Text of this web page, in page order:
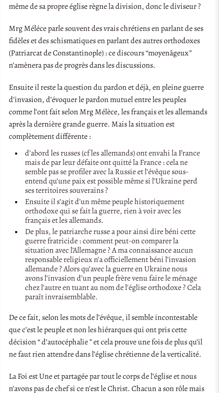
même de sa propre église règne la division, donc le diviseur ?
Mrg Méléce parle souvent des vrais chrétiens en parlant de ses
fidèles et des schismatiques en parlant des autres orthodoxes
(Patriarcat de Constantinople) : ce discours “moyenâgeux”
n’amènera pas de progrès dans les discussions.
Ensuite il reste la question du pardon et déjà, en pleine guerre
d’invasion, d’évoquer le pardon mutuel entre les peuples
comme l’ont fait selon Mrg Mélèce, les français et les allemands
après la dernière grande guerre. Mais la situation est
complètement différente :
d’abord les russes (cf les allemands) ont envahi la France
mais de par leur défaite ont quitté la France : cela ne
semble pas se profiler avec la Russie et l’évêque sous-
entend qu’une paix est possible même si l’Ukraine perd
ses territoires souverains ?
Ensuite il s’agit d’un même peuple historiquement
orthodoxe qui se fait la guerre, rien à voir avec les
français et les allemands.
De plus, le patriarche russe a pour ainsi dire béni cette
guerre fratricide : comment peut-on comparer la
situation avec l’Allemagne ? A ma connaissance aucun
responsable religieux n’a officiellement béni l’invasion
allemande ? Alors qu’avec la guerre en Ukraine nous
avons l’invasion d’un peuple frère venu faire le ménage
chez l’autre en tuant au nom de l’église orthodoxe ? Cela
paraît invraisemblable.
De ce fait, selon les mots de l’évêque, il semble incontestable
que c’est le peuple et non les hiérarques qui ont pris cette
décision “ d’autocéphalie ” et cela prouve une fois de plus qu’il
ne faut rien attendre dans l’église chrétienne de la verticalité.
La Foi est Une et partagée par tout le corps de l’église et nous
n’avons pas de chef si ce n’est le Christ. Chacun a son rôle mais